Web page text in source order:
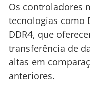
Os controladores
tecnologias como
DDR4, que
transferência de
altas em
anteriores.